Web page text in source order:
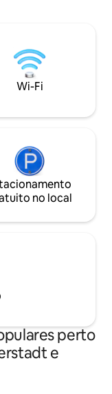
Sternschanze
distância. Bairro
com muitos
Wi-Fi
no local
perto
e